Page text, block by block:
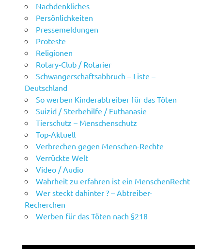
Nachdenkliches
Persönlichkeiten
Pressemeldungen
Proteste
Religionen
Rotary-Club / Rotarier
Schwangerschaftsabbruch – Liste –
Deutschland
So werben Kinderabtreiber für das Töten
Suizid / Sterbehilfe / Euthanasie
Tierschutz – Menschenschutz
Top-Aktuell
Verbrechen gegen Menschen-Rechte
Verrückte Welt
Video / Audio
Wahrheit zu erfahren ist ein MenschenRecht
Wer steckt dahinter ? – Abtreiber-
Recherchen
Werben für das Töten nach §218